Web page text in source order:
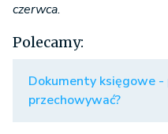
czerwca.
Polecamy:
Dokumenty księgowe -
przechowywać?